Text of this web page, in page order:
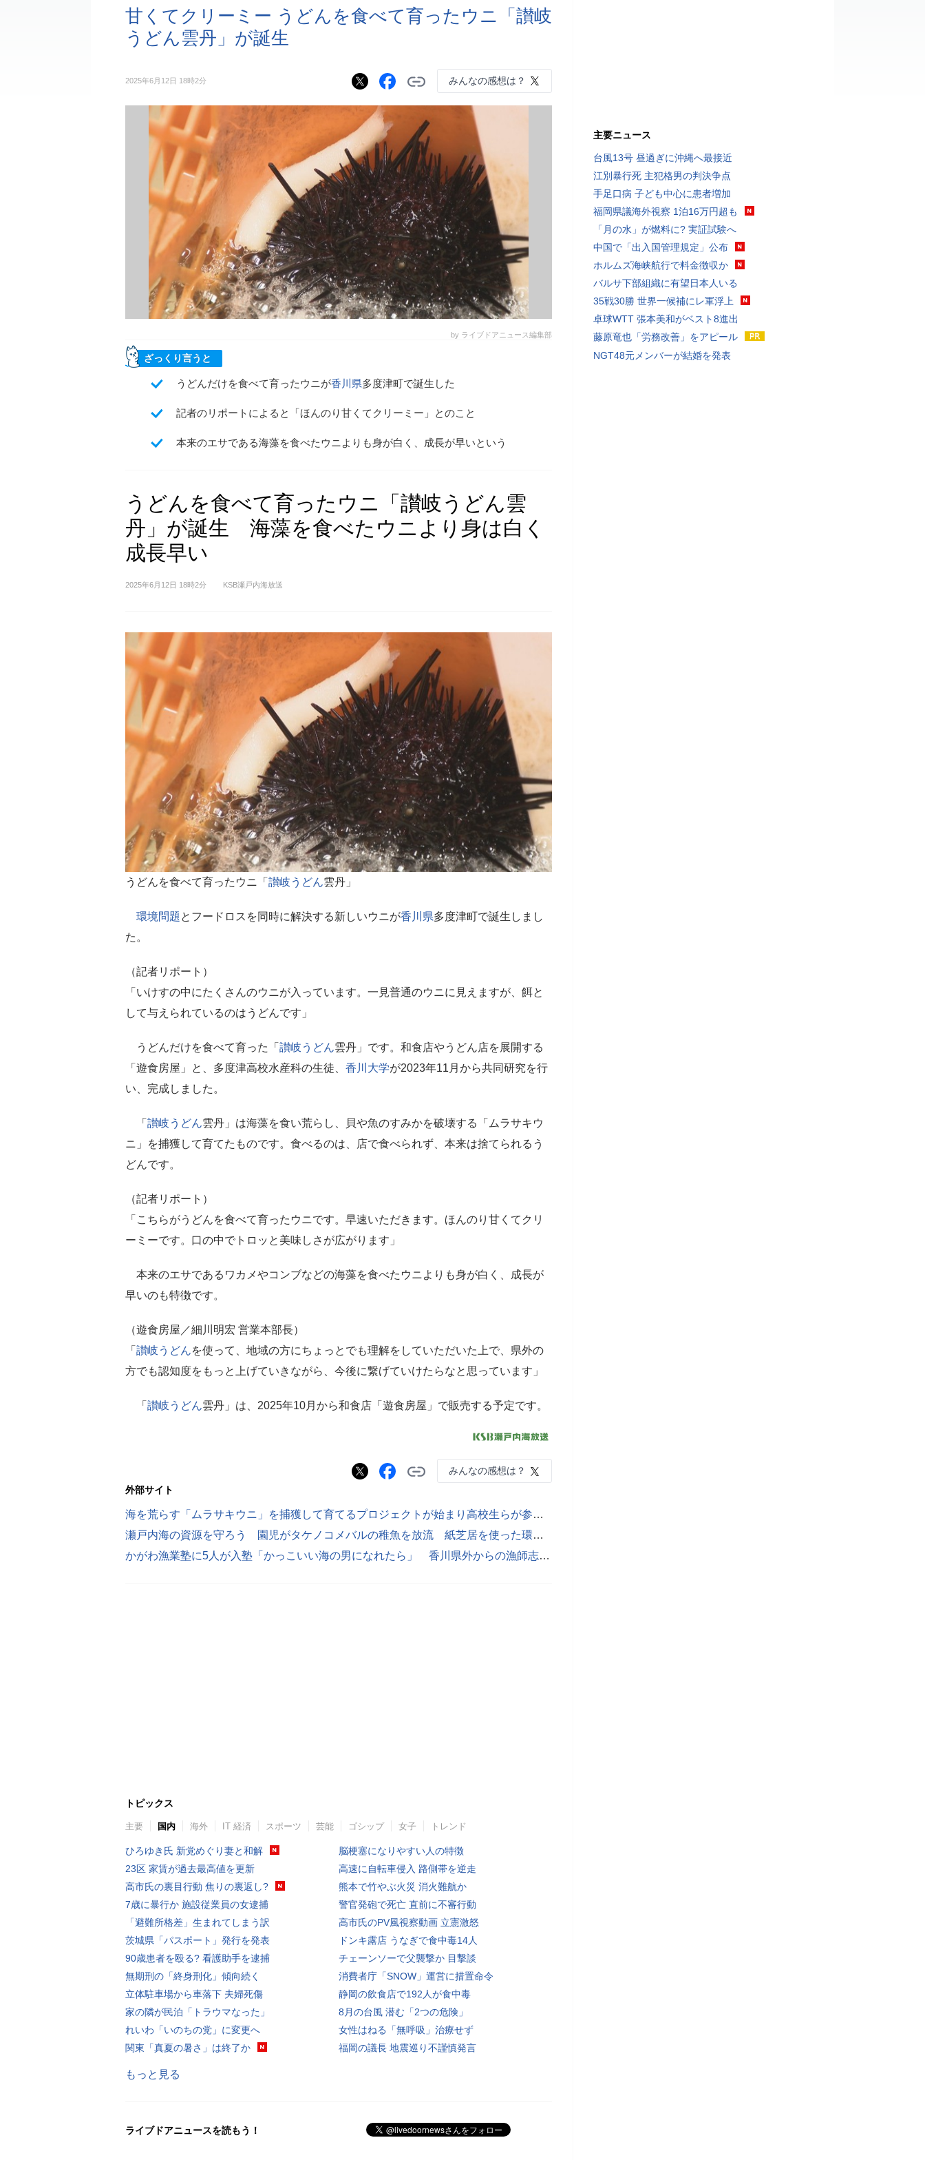
甘くてクリーミー うどんを食べて育ったウニ「讃岐
うどん雲丹」が誕生
2025年6月12日 18時2分 みんなの感想は？
by ライブドアニュース編集部
ざっくり言うと
うどんだけを食べて育ったウニが香川県多度津町で誕生した
記者のリポートによると「ほんのり甘くてクリーミー」とのこと
本来のエサである海藻を食べたウニよりも身が白く、成長が早いという
うどんを食べて育ったウニ「讃岐うどん雲
丹」が誕生 海藻を食べたウニより身は白く
成長早い
2025年6月12日 18時2分 KSB瀬戸内海放送
うどんを食べて育ったウニ「 讃岐うどん雲丹」
環境問題 とフードロスを同時に解決する新しいウニが香川県多度津町で誕生しまし
た。
（記者リポート）
「いけすの中にたくさんのウニが入っています。一見普通のウニに見えますが、餌と
して与えられているのはうどんです」
うどんだけを食べて育った「 讃岐うどん雲丹」です。和食店やうどん店を展開する
「遊食房屋」と、多度津高校水産科の生徒、 香川大学が2023年11月から共同研究を行
い、完成しました。
「 讃岐うどん雲丹」は海藻を食い荒らし、貝や魚のすみかを破壊する「ムラサキウ
ニ」を捕獲して育てたものです。食べるのは、店で食べられず、本来は捨てられるう
どんです。
（記者リポート）
「こちらがうどんを食べて育ったウニです。早速いただきます。ほんのり甘くてクリ
ーミーです。口の中でトロッと美味しさが広がります」
本来のエサであるワカメやコンブなどの海藻を食べたウニよりも身が白く、成長が
早いのも特徴です。
（遊食房屋／細川明宏 営業本部長）
「 讃岐うどんを使って、地域の方にちょっとでも理解をしていただいた上で、県外の
方でも認知度をもっと上げていきながら、今後に繋げていけたらなと思っています」
「 讃岐うどん雲丹」は、2025年10月から和食店「遊食房屋」で販売する予定です。
みんなの感想は？
外部サイト
海を荒らす「ムラサキウニ」を捕獲して育てるプロジェクトが始まり高校生らが参加 高松市沖
瀬戸内海の資源を守ろう 園児がタケノコメバルの稚魚を放流 紙芝居を使った環境教室も 香川・小豆島町
かがわ漁業塾に5人が入塾「かっこいい海の男になれたら」 香川県外からの漁師志望者も
トピックス
主要 国内 海外 IT 経済 スポーツ 芸能 ゴシップ 女子 トレンド
ひろゆき氏 新党めぐり妻と和解
23区 家賃が過去最高値を更新
高市氏の裏目行動 焦りの裏返し?
7歳に暴行か 施設従業員の女逮捕
「避難所格差」生まれてしまう訳
茨城県「パスポート」発行を発表
90歳患者を殴る? 看護助手を逮捕
無期刑の「終身刑化」傾向続く
立体駐車場から車落下 夫婦死傷
家の隣が民泊「トラウマなった」
れいわ「いのちの党」に変更へ
関東「真夏の暑さ」は終了か
脳梗塞になりやすい人の特徴
高速に自転車侵入 路側帯を逆走
熊本で竹やぶ火災 消火難航か
警官発砲で死亡 直前に不審行動
高市氏のPV風視察動画 立憲激怒
ドンキ露店 うなぎで食中毒14人
チェーンソーで父襲撃か 目撃談
消費者庁「SNOW」運営に措置命令
静岡の飲食店で192人が食中毒
8月の台風 潜む「2つの危険」
女性はねる「無呼吸」治療せず
福岡の議長 地震巡り不謹慎発言
もっと見る
ライブドアニュースを読もう！
主要ニュース
台風13号 昼過ぎに沖縄へ最接近
江別暴行死 主犯格男の判決争点
手足口病 子ども中心に患者増加
福岡県議海外視察 1泊16万円超も
「月の水」が燃料に? 実証試験へ
中国で「出入国管理規定」公布
ホルムズ海峡航行で料金徴収か
バルサ下部組織に有望日本人いる
35戦30勝 世界一候補にレ軍浮上
卓球WTT 張本美和がベスト8進出
藤原竜也「労務改善」をアピール
NGT48元メンバーが結婚を発表